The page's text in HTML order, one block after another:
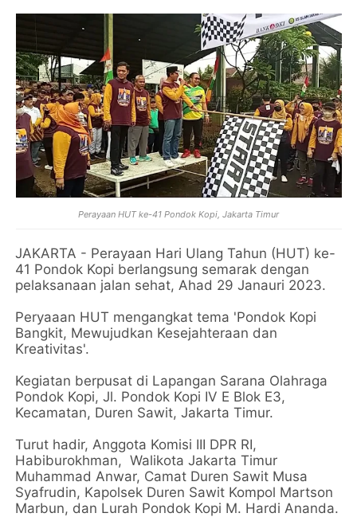
Perayaan HUT ke-41 Pondok Kopi, Jakarta Timur
JAKARTA - Perayaan Hari Ulang Tahun (HUT) ke-
41 Pondok Kopi berlangsung semarak dengan
pelaksanaan jalan sehat, Ahad 29 Janauri 2023.
Peryaaan HUT mengangkat tema 'Pondok Kopi
Bangkit, Mewujudkan Kesejahteraan dan
Kreativitas'.
Kegiatan berpusat di Lapangan Sarana Olahraga
Pondok Kopi, Jl. Pondok Kopi IV E Blok E3,
Kecamatan, Duren Sawit, Jakarta Timur.
Turut hadir, Anggota Komisi III DPR RI,
Habiburokhman, Walikota Jakarta Timur
Muhammad Anwar, Camat Duren Sawit Musa
Syafrudin, Kapolsek Duren Sawit Kompol Martson
Marbun, dan Lurah Pondok Kopi M. Hardi Ananda.